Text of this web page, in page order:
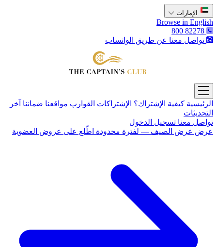
الإمارات
Browse in English
800 82278
تواصل معنا عن طريق الواتساب
Open main menu
الرئيسية كيفية الإشتراك؟ الإشتراكات القوارب مواقعنا ضماننا آخر
التحديثات
تواصل معنا تسجيل الدخول
عرض عرض الصيف — لفترة محدودة اطّلع على عروض العضوية